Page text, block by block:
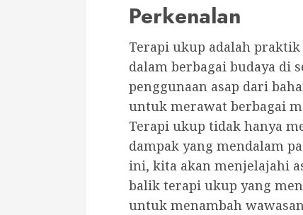
Perkenalan
Terapi ukup adalah praktik
dalam berbagai budaya di
penggunaan asap dari
untuk merawat berbagai
Terapi ukup tidak hanya
dampak yang mendalam
ini, kita akan menjelajahi
balik terapi ukup yang
untuk menambah